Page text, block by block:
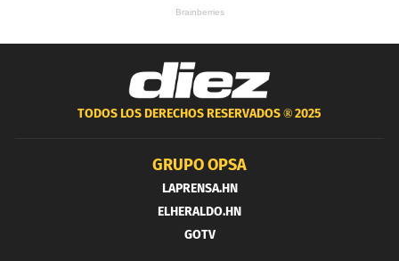
TODOS LOS DERECHOS RESERVADOS ®2025
GRUPO OPSA
LAPRENSA.HN
ELHERALDO.HN
GOTV